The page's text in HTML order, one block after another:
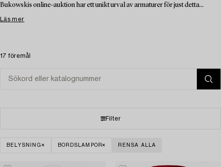
Bukowskis online-auktion har ett unikt urval av armaturer för just detta...
Läs mer
17 föremål
Filter
BELYSNING BORDSLAMPOR RENSA ALLA